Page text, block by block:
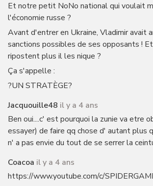
Et notre petit NoNo national qui voulait
l'économie russe ?
Avant d'entrer en Ukraine, Vladimir avait
sanctions possibles de ses opposants !
ripostent plus il les nique ?
Ça s'appelle :
?UN STRATÈGE?
Jacquouille48 il y a 4 ans
Ben oui....c' est pourquoi la zunie va etre
essayer) de faire qq chose d' autant plus
n' a pas envie du tout de se serrer la
Coacoa il y a 4 ans
https://www.youtube.com/c/